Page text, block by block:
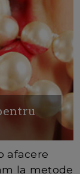
afacere
la metode